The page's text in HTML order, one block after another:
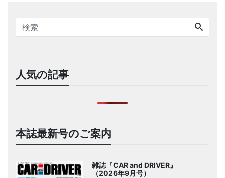
人気の記事
本誌最新号のご案内
雑誌『CAR and DRIVER』
（2026年9月号）